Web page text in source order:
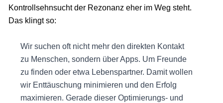
Kontrollsehnsucht der Rezonanz eher im Weg steht.
Das klingt so:
Wir suchen oft nicht mehr den direkten Kontakt
zu Menschen, sondern über Apps. Um Freunde
zu finden oder etwa Lebenspartner. Damit wollen
wir Enttäuschung minimieren und den Erfolg
maximieren. Gerade dieser Optimierungs- und